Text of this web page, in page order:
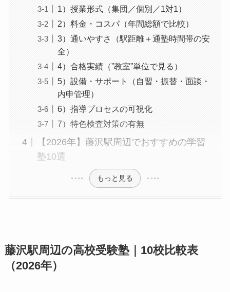
1）授業形式（集団／個別／1対1）
2）料金・コスパ（年間総額で比較）
3）通いやすさ（駅距離＋通塾時間帯の安
全）
4）合格実績（”教室”単位で見る）
5）設備・サポート（自習・振替・面談・
内申管理）
6）指導プロセスの可視化
7）特色検査対策の有無
【2026年】藤沢駅周辺でおすすめの学習
塾10選
もっと見る
藤沢駅周辺の高校受験塾｜10校比較表
（2026年）